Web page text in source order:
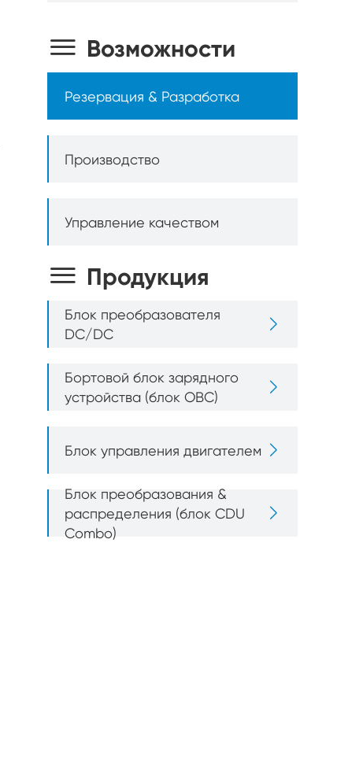
 Возможности
Резервация & Разработка
Производство
Управление качеством
 Продукция
Блок преобразователя
DC/DC

Бортовой блок зарядного
устройства (блок OBC)

Блок управления двигателем 
Блок преобразования &
распределения (блок CDU
Combo)
